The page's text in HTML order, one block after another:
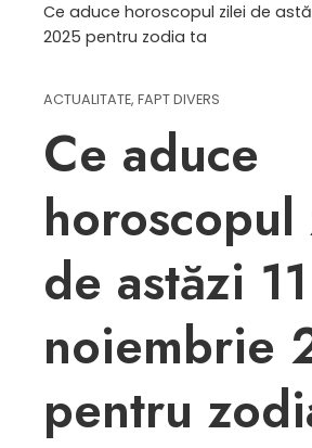
Ce aduce horoscopul zilei de
2025 pentru zodia ta
ACTUALITATE, FAPT DIVERS
Ce aduce
de astăzi 11
noiembrie
pentru